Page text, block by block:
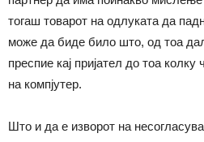
тогаш товарот на одлуката да
може да биде било што, од тоа
преспие кај пријател до тоа
на компјутер.
Што и да е изворот на